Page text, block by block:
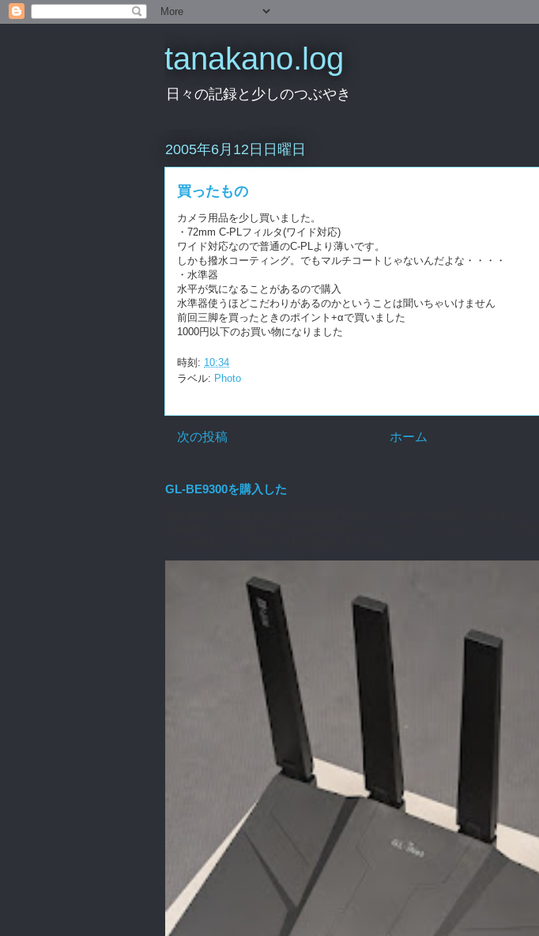
tanakano.log
日々の記録と少しのつぶやき
2005年6月12日日曜日
買ったもの
カメラ用品を少し買いました。
・72mm C-PLフィルタ(ワイド対応)
ワイド対応なので普通のC-PLより薄いです。
しかも撥水コーティング。でもマルチコートじゃないんだよな・・・・
・水準器
水平が気になることがあるので購入
水準器使うほどこだわりがあるのかということは聞いちゃいけません
前回三脚を買ったときのポイント+αで買いました
1000円以下のお買い物になりました
時刻: 10:34
ラベル: Photo
次の投稿 ホーム
GL-BE9300を購入した